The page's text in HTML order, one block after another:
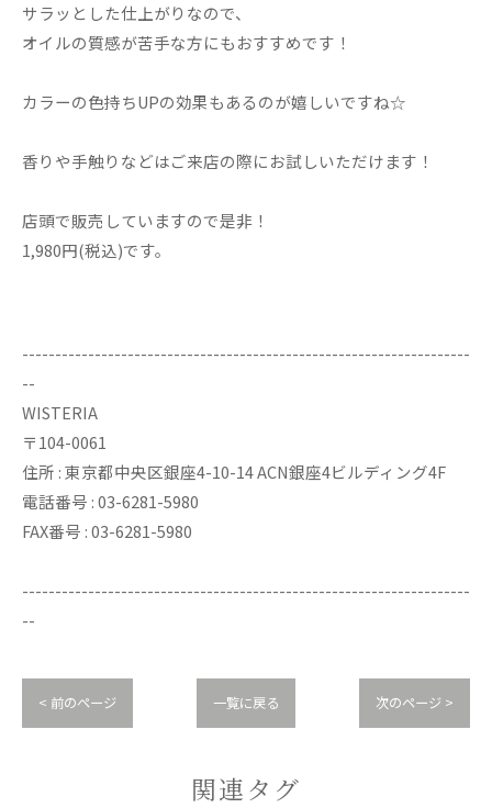
サラッとした仕上がりなので、
オイルの質感が苦手な方にもおすすめです！
カラーの色持ちUPの効果もあるのが嬉しいですね☆
香りや手触りなどはご来店の際にお試しいただけます！
店頭で販売していますので是非！
1,980円(税込)です。
--------------------------------------------------------------------
--
WISTERIA
〒104-0061
住所 : 東京都中央区銀座4-10-14 ACN銀座4ビルディング4F
電話番号 : 03-6281-5980
FAX番号 : 03-6281-5980
--------------------------------------------------------------------
--
< 前のページ 一覧に戻る 次のページ >
関連タグ